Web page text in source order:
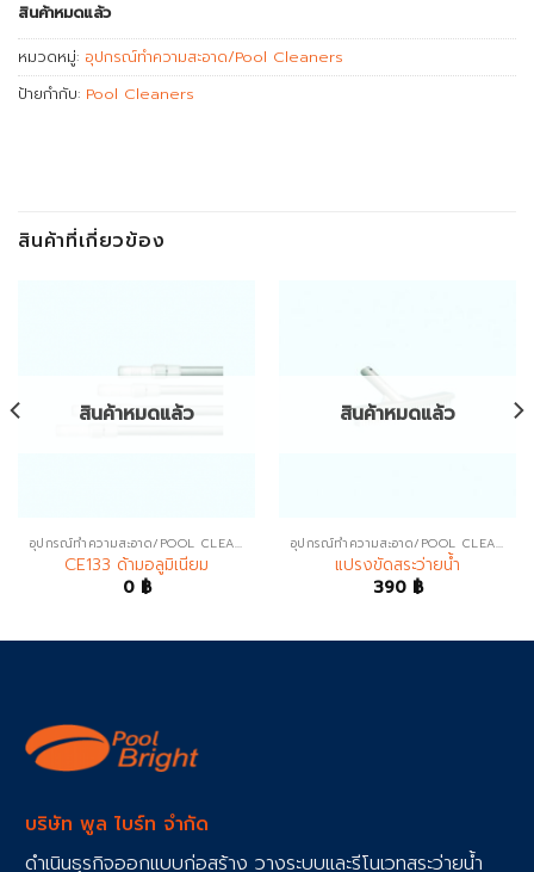
สินค้าหมดแล้ว
หมวดหมู่: อุปกรณ์ทำความสะอาด/Pool Cleaners
ป้ายกำกับ: Pool Cleaners
สินค้าที่เกี่ยวข้อง
สินค้าหมดแล้ว
อุปกรณ์ทำความสะอาด/POOL CLEANERS
CE133 ด้ามอลูมิเนียม
0 ฿
สินค้าหมดแล้ว
อุปกรณ์ทำความสะอาด/POOL CLEANERS
แปรงขัดสระว่ายน้ำ
390 ฿
บริษัท พูล ไบร์ท จำกัด
ดำเนินธุรกิจออกแบบก่อสร้าง วางระบบและรีโนเวทสระว่ายน้ำ